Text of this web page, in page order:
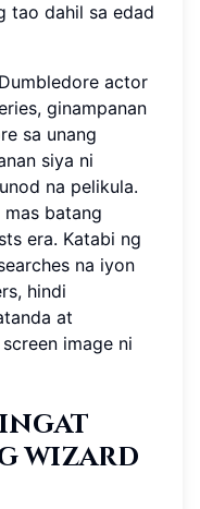
tao dahil sa edad
actor
ginampanan
sa unang
siya ni
na pelikula.
batang
era. Katabi ng
na iyon
hindi
at
image ni
wizard